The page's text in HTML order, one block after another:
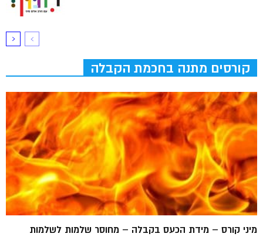
קורסים מתנה בחכמת הקבלה
מיני קורס – מידת הכעס בקבלה – מחוסר שלמות לשלמות